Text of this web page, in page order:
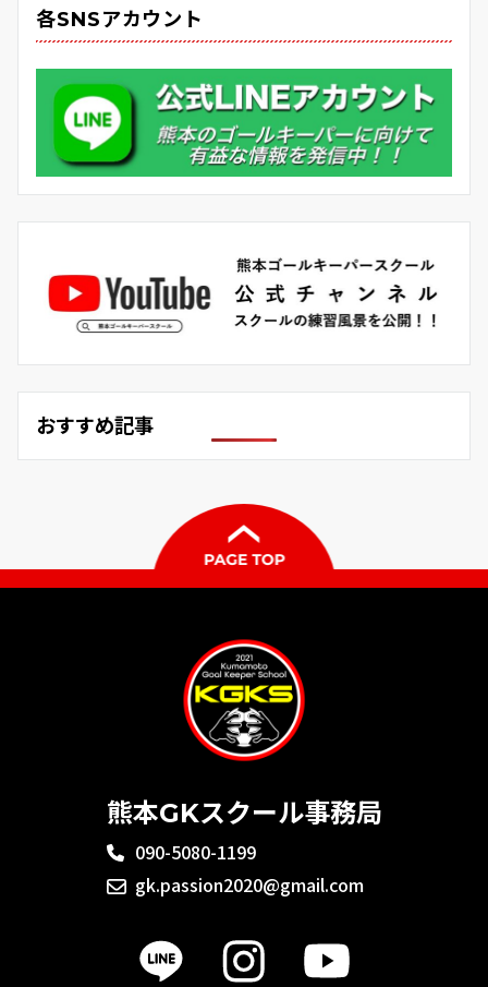
各SNSアカウント
おすすめ記事
熊本GKスクール事務局
090-5080-1199
gk.passion2020@gmail.com